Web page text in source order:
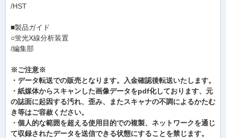
/HST
■製品ガイド
○蛍光X線分析装置
/編集部
※ご注意※
・データ転送での販売となります。入金確認後転送いたします。
・紙媒体からスキャンした画像データをpdf化しております、元
の誌面に起因する汚れ、歪み、またスキャナの不調によるかたむ
き等はご容赦ください。
・個人的な範囲を超える使用目的での複製、ネットワークを通じ
て収録されたデータを送信できる状態にすることを禁じます。